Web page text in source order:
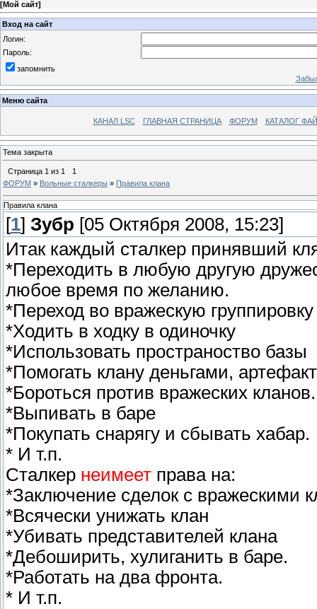
[Мой сайт]
Вход на сайт
Логин:
Пароль:
запомнить
Меню сайта
КАНАЛ LSC ГЛАВНАЯ СТРАНИЦА ФОРУМ КАТАЛОГ
Тема закрыта
Страница 1 из 1
1
ФОРУМ » Вольные сталкеры » Правила клана
Правила клана
[1] Зубр [05 Октября 2008, 15:23]
Итак каждый сталкер принявший
*Переходить в любую другую
любое время по желанию.
*Переход во вражескую
*Ходить в ходку в одиночку
*Использовать пространоство базы
*Помогать клану деньгами,
*Бороться против вражеских кланов.
*Выпивать в баре
*Покупать снарягу и сбывать хабар.
* И т.п.
Сталкер неимеет права на:
*Заключение сделок с вражескими
*Всячески унижать клан
*Убивать представителей клана
*Дебоширить, хулиганить в баре.
*Работать на два фронта.
* И т.п.